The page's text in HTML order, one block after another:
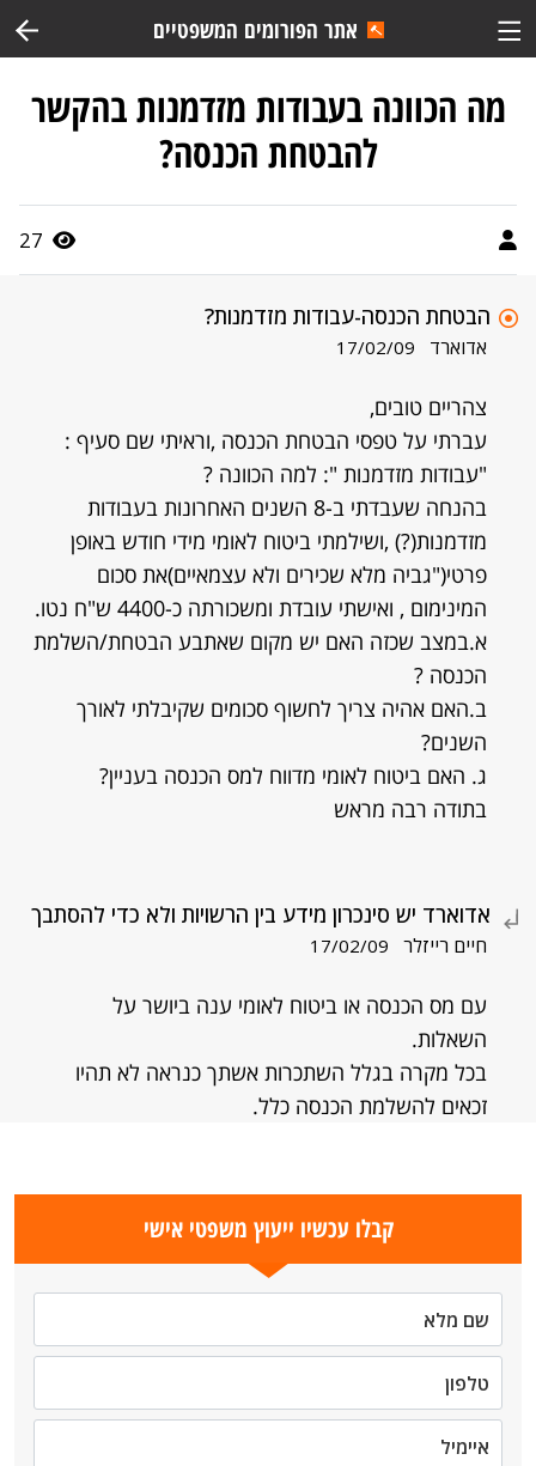
אתר הפורומים המשפטיים
מה הכוונה בעבודות מזדמנות בהקשר
להבטחת הכנסה?
27
הבטחת הכנסה-עבודות מזדמנות?
אדוארד 17/02/09
צהריים טובים,
עברתי על טפסי הבטחת הכנסה ,וראיתי שם סעיף :
"עבודות מזדמנות ": למה הכוונה ?
בהנחה שעבדתי ב-8 השנים האחרונות בעבודות
מזדמנות(?) ,ושילמתי ביטוח לאומי מידי חודש באופן
פרטי("גביה מלא שכירים ולא עצמאיים)את סכום
המינימום , ואישתי עובדת ומשכורתה כ-4400 ש"ח נטו.
א.במצב שכזה האם יש מקום שאתבע הבטחת/השלמת
הכנסה ?
ב.האם אהיה צריך לחשוף סכומים שקיבלתי לאורך
השנים?
ג. האם ביטוח לאומי מדווח למס הכנסה בעניין?
בתודה רבה מראש
אדוארד יש סינכרון מידע בין הרשויות ולא כדי להסתבך
חיים רייזלר 17/02/09
עם מס הכנסה או ביטוח לאומי ענה ביושר על
השאלות.
בכל מקרה בגלל השתכרות אשתך כנראה לא תהיו
זכאים להשלמת הכנסה כלל.
קבלו עכשיו ייעוץ משפטי אישי